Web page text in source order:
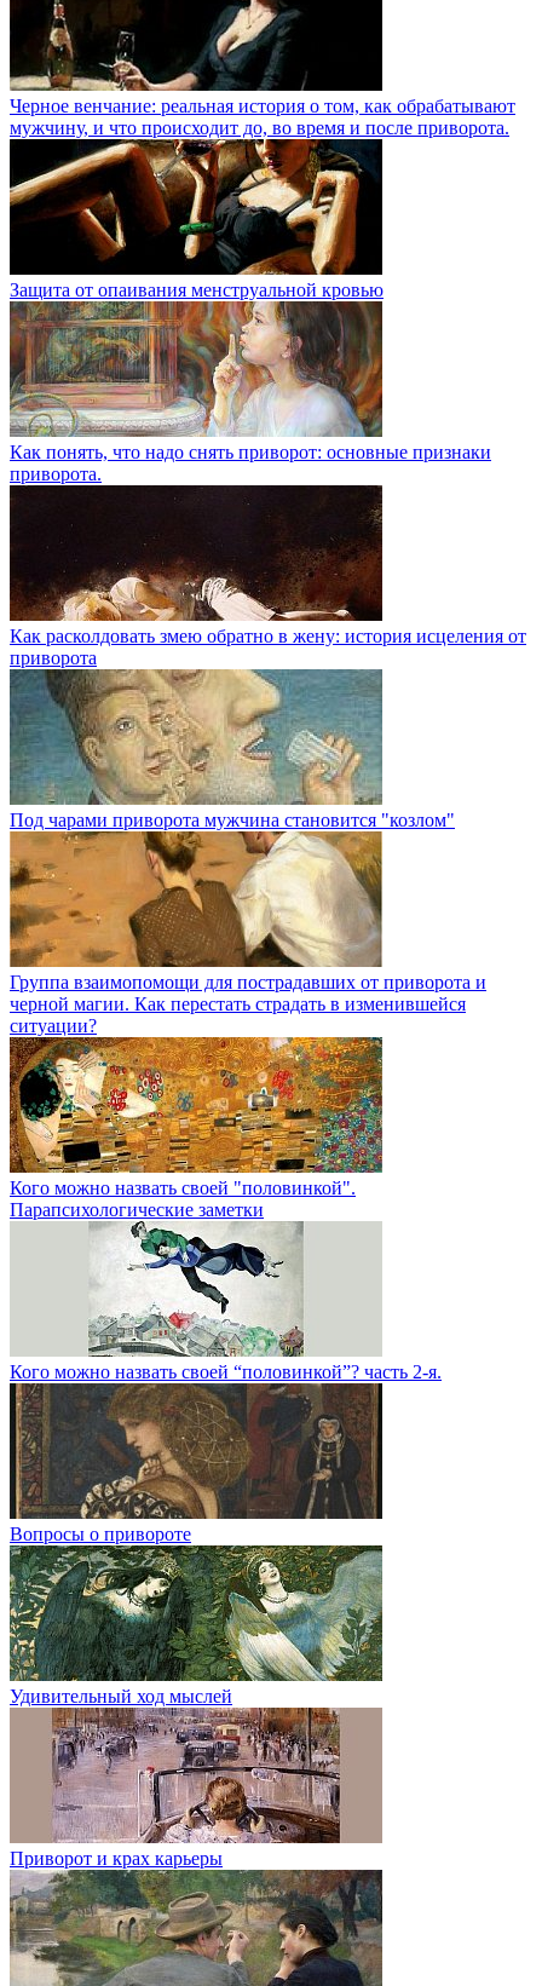
Черное венчание: реальная история о том, как обрабатывают
мужчину, и что происходит до, во время и после приворота.
Защита от опаивания менструальной кровью
Как понять, что надо снять приворот: основные признаки
приворота.
Как расколдовать змею обратно в жену: история исцеления от
приворота
Под чарами приворота мужчина становится "козлом"
Группа взаимопомощи для пострадавших от приворота и
черной магии. Как перестать страдать в изменившейся
ситуации?
Кого можно назвать своей "половинкой".
Парапсихологические заметки
Кого можно назвать своей “половинкой”? часть 2-я.
Вопросы о привороте
Удивительный ход мыслей
Приворот и крах карьеры